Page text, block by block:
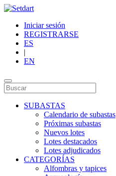
Iniciar sesión
REGISTRARSE
ES
|
EN
SUBASTAS
Calendario de subastas
Próximas subastas
Nuevos lotes
Lotes destacados
Lotes adjudicados
CATEGORÍAS
Alfombras y tapices